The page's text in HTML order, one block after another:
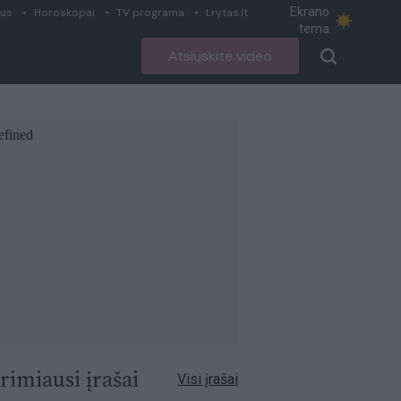
Horoskopai TV programa Lrytas.lt
Ekrano
tema
Atsiųskite video
įrašai Visi įrašai